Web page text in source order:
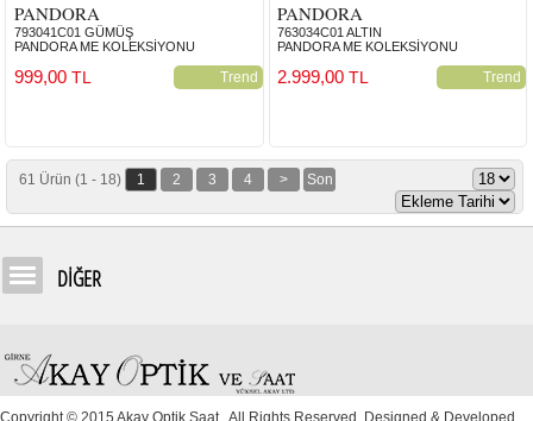
PANDORA
793041C01 GÜMÜŞ
PANDORA ME KOLEKSİYONU
Trend
999,00 TL
PANDORA
763034C01 ALTIN
PANDORA ME KOLEKSİYONU
Trend
2.999,00TL
61 Ürün (1 - 18) 1 2 3 4 > Son
DİĞER